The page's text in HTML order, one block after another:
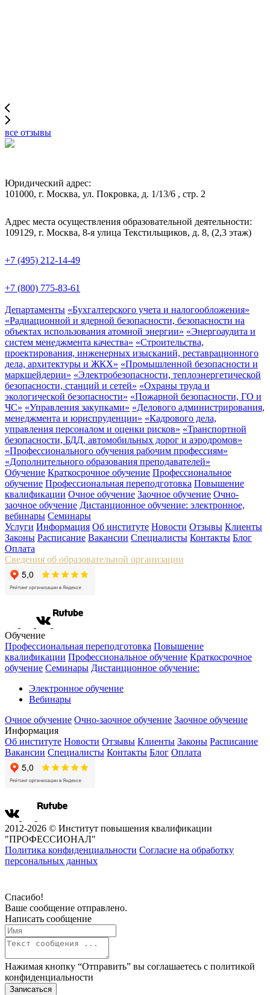
все отзывы
Юридический адрес:
101000, г. Москва, ул. Покровка, д. 1/13/6 , стр. 2
Адрес места осуществления образовательной деятельности:
109129, г. Москва, 8-я улица Текстильщиков, д. 8, (2,3 этаж)
+7 (495) 212-14-49
+7 (800) 775-83-61
Департаменты «Бухгалтерского учета и налогообложения»
«Радиационной и ядерной безопасности, безопасности на
объектах использования атомной энергии» «Энергоаудита и
систем менеджмента качества» «Строительства,
проектирования, инженерных изысканий, реставрационного
дела, архитектуры и ЖКХ» «Промышленной безопасности и
маркшейдерии» «Электробезопасности, теплоэнергетической
безопасности, станций и сетей» «Охраны труда и
экологической безопасности» «Пожарной безопасности, ГО и
ЧС» «Управления закупками» «Делового администрирования,
менеджмента и юриспруденции» «Кадрового дела,
управления персоналом и оценки рисков» «Транспортной
безопасности, БДД, автомобильных дорог и аэродромов»
«Профессионального обучения рабочим профессиям»
«Дополнительного образования преподавателей»
Обучение Краткосрочное обучение Профессиональное
обучение Профессиональная переподготовка Повышение
квалификации Очное обучение Заочное обучение Очно-
заочное обучение Дистанционное обучение: электронное,
вебинары Семинары
Услуги Информация Об институте Новости Отзывы Клиенты
Законы Расписание Вакансии Специалисты Контакты Блог
Оплата
Сведения об образовательной организации
Обучение
Профессиональная переподготовка Повышение
квалификации Профессиональное обучение Краткосрочное
обучение Семинары Дистанционное обучение:
Электронное обучение
Вебинары
Очное обучение Очно-заочное обучение Заочное обучение
Информация
Об институте Новости Отзывы Клиенты Законы Расписание
Вакансии Специалисты Контакты Блог Оплата
2012-2026 © Институт повышения квалификации
"ПРОФЕССИОНАЛ"
Политика конфиденциальности Согласие на обработку
персональных данных
Спасибо!
Ваше сообщение отправлено.
Написать сообщение
Нажимая кнопку “Отправить” вы соглашаетесь с политикой
конфиденциальности
Записаться